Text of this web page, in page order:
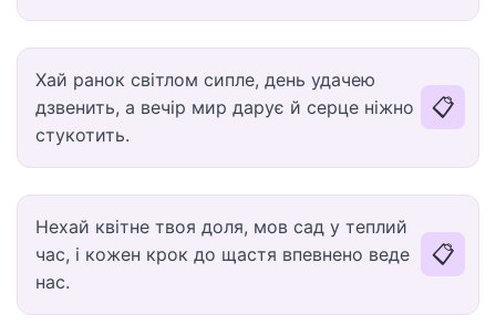
Хай ранок світлом сипле, день удачею
дзвенить, а вечір мир дарує й серце ніжно
стукотить.
📋
Нехай квітне твоя доля, мов сад у теплий
час, і кожен крок до щастя впевнено веде
нас.
📋